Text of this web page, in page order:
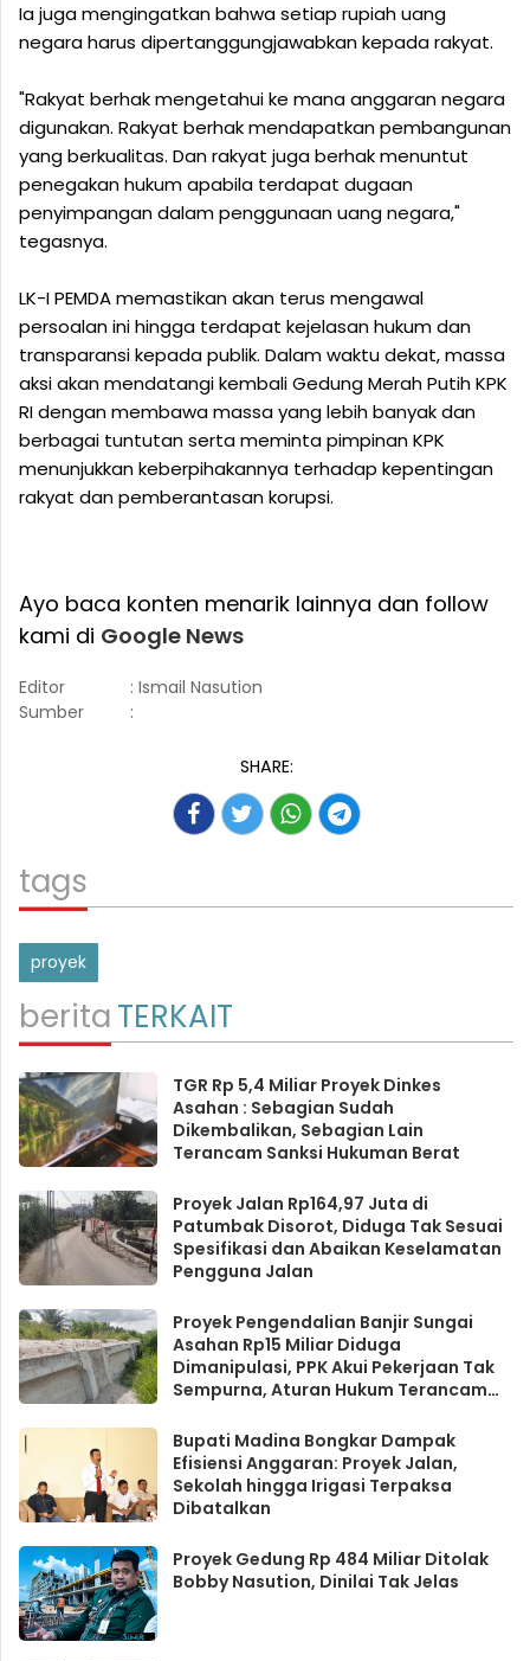
‎Ia juga mengingatkan bahwa setiap rupiah uang
negara harus dipertanggungjawabkan kepada rakyat.
‎"Rakyat berhak mengetahui ke mana anggaran negara
digunakan. Rakyat berhak mendapatkan pembangunan
yang berkualitas. Dan rakyat juga berhak menuntut
penegakan hukum apabila terdapat dugaan
penyimpangan dalam penggunaan uang negara,"
tegasnya.
‎LK-I PEMDA memastikan akan terus mengawal
persoalan ini hingga terdapat kejelasan hukum dan
transparansi kepada publik. Dalam waktu dekat, massa
aksi akan mendatangi kembali Gedung Merah Putih KPK
RI dengan membawa massa yang lebih banyak dan
berbagai tuntutan serta meminta pimpinan KPK
menunjukkan keberpihakannya terhadap kepentingan
rakyat dan pemberantasan korupsi.
Ayo baca konten menarik lainnya dan follow
kami di Google News
Editor
: Ismail Nasution
Sumber
:
SHARE:
tags
proyek
beritaTERKAIT
TGR Rp 5,4 Miliar Proyek Dinkes
Asahan : Sebagian Sudah
Dikembalikan, Sebagian Lain
Terancam Sanksi Hukuman Berat
Proyek Jalan Rp164,97 Juta di
Patumbak Disorot, Diduga Tak Sesuai
Spesifikasi dan Abaikan Keselamatan
Pengguna Jalan
Proyek Pengendalian Banjir Sungai
Asahan Rp15 Miliar Diduga
Dimanipulasi, PPK Akui Pekerjaan Tak
Sempurna, Aturan Hukum Terancam
Bupati Madina Bongkar Dampak
Efisiensi Anggaran: Proyek Jalan,
Sekolah hingga Irigasi Terpaksa
Dibatalkan
Proyek Gedung Rp 484 Miliar Ditolak
Bobby Nasution, Dinilai Tak Jelas